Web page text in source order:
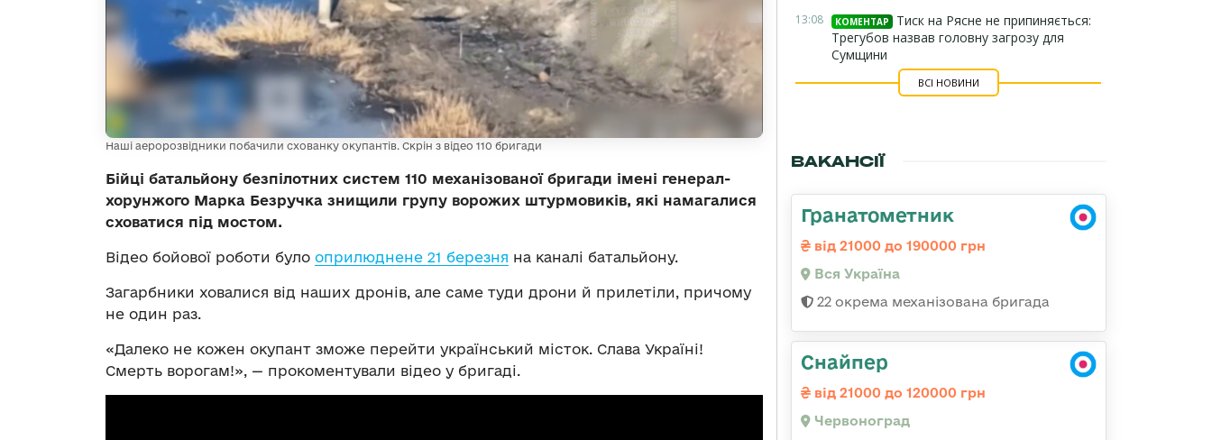
Наші аеророзвідники побачили схованку окупантів. Скрін з відео 110 бригади
Бійці батальйону безпілотних систем 110 механізованої бригади імені генерал-
хорунжого Марка Безручка знищили групу ворожих штурмовиків, які намагалися
сховатися під мостом.
Відео бойової роботи було оприлюднене 21 березня на каналі батальйону.
Загарбники ховалися від наших дронів, але саме туди дрони й прилетіли, причому
не один раз.
«Далеко не кожен окупант зможе перейти український місток. Слава Україні!
Смерть ворогам!», — прокоментували відео у бригаді.
13:08 КОМЕНТАР
Тиск на Рясне не припиняється:
Трегубов назвав головну загрозу для
Сумщини
ВСІ НОВИНИ
ВАКАНСІЇ
Гранатометник
від 21000 до 190000 грн
Вся Україна
22 окрема механізована бригада
Снайпер
від 21000 до 120000 грн
Червоноград